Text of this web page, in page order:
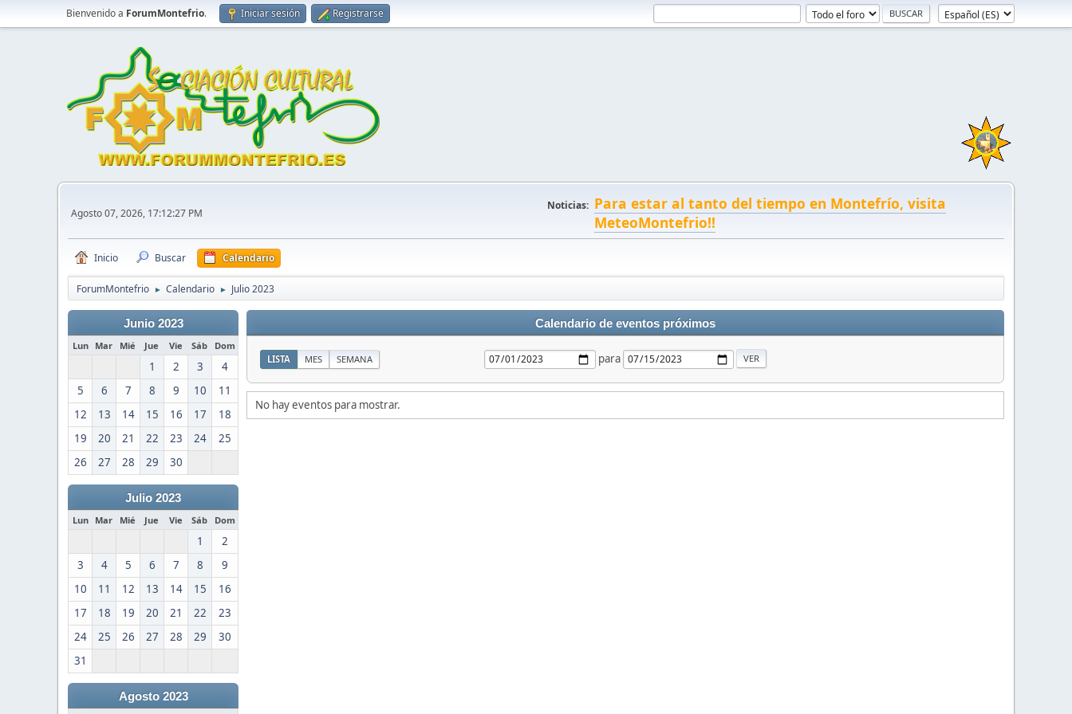
Bienvenido a ForumMontefrio. Iniciar sesión Registrarse
Agosto 07, 2026, 17:12:27 PM
Noticias: Para estar al tanto del tiempo en Montefrío, visita
MeteoMontefrio!!
Inicio Buscar Calendario
ForumMontefrio ► Calendario ► Julio 2023
Junio 2023
Lun Mar Mié Jue Vie Sáb Dom
1 2 3
4
5
6 7 8 9 10
11
12
13 14 15 16 17
18
19
20 21 22 23 24
25
26
27 28 29 30
Julio 2023
Lun Mar Mié Jue Vie Sáb Dom
1
2
3
4 5 6 7 8
9
10
11 12 13 14 15
16
17
18 19 20 21 22
23
24
25 26 27 28 29
30
31
Agosto 2023
Calendario de eventos próximos
LISTA MES SEMANA para
No hay eventos para mostrar.